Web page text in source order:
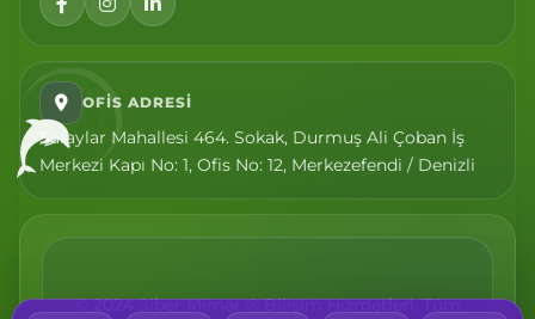
OFIS ADRESI
Saraylar Mahallesi 464. Sokak, Durmuş Ali Çoban İş
Merkezi Kapı No: 1, Ofis No: 12, Merkezefendi / Denizli
© 2024 Siber Mimar ® Bilişim Hizmetleri. Tüm